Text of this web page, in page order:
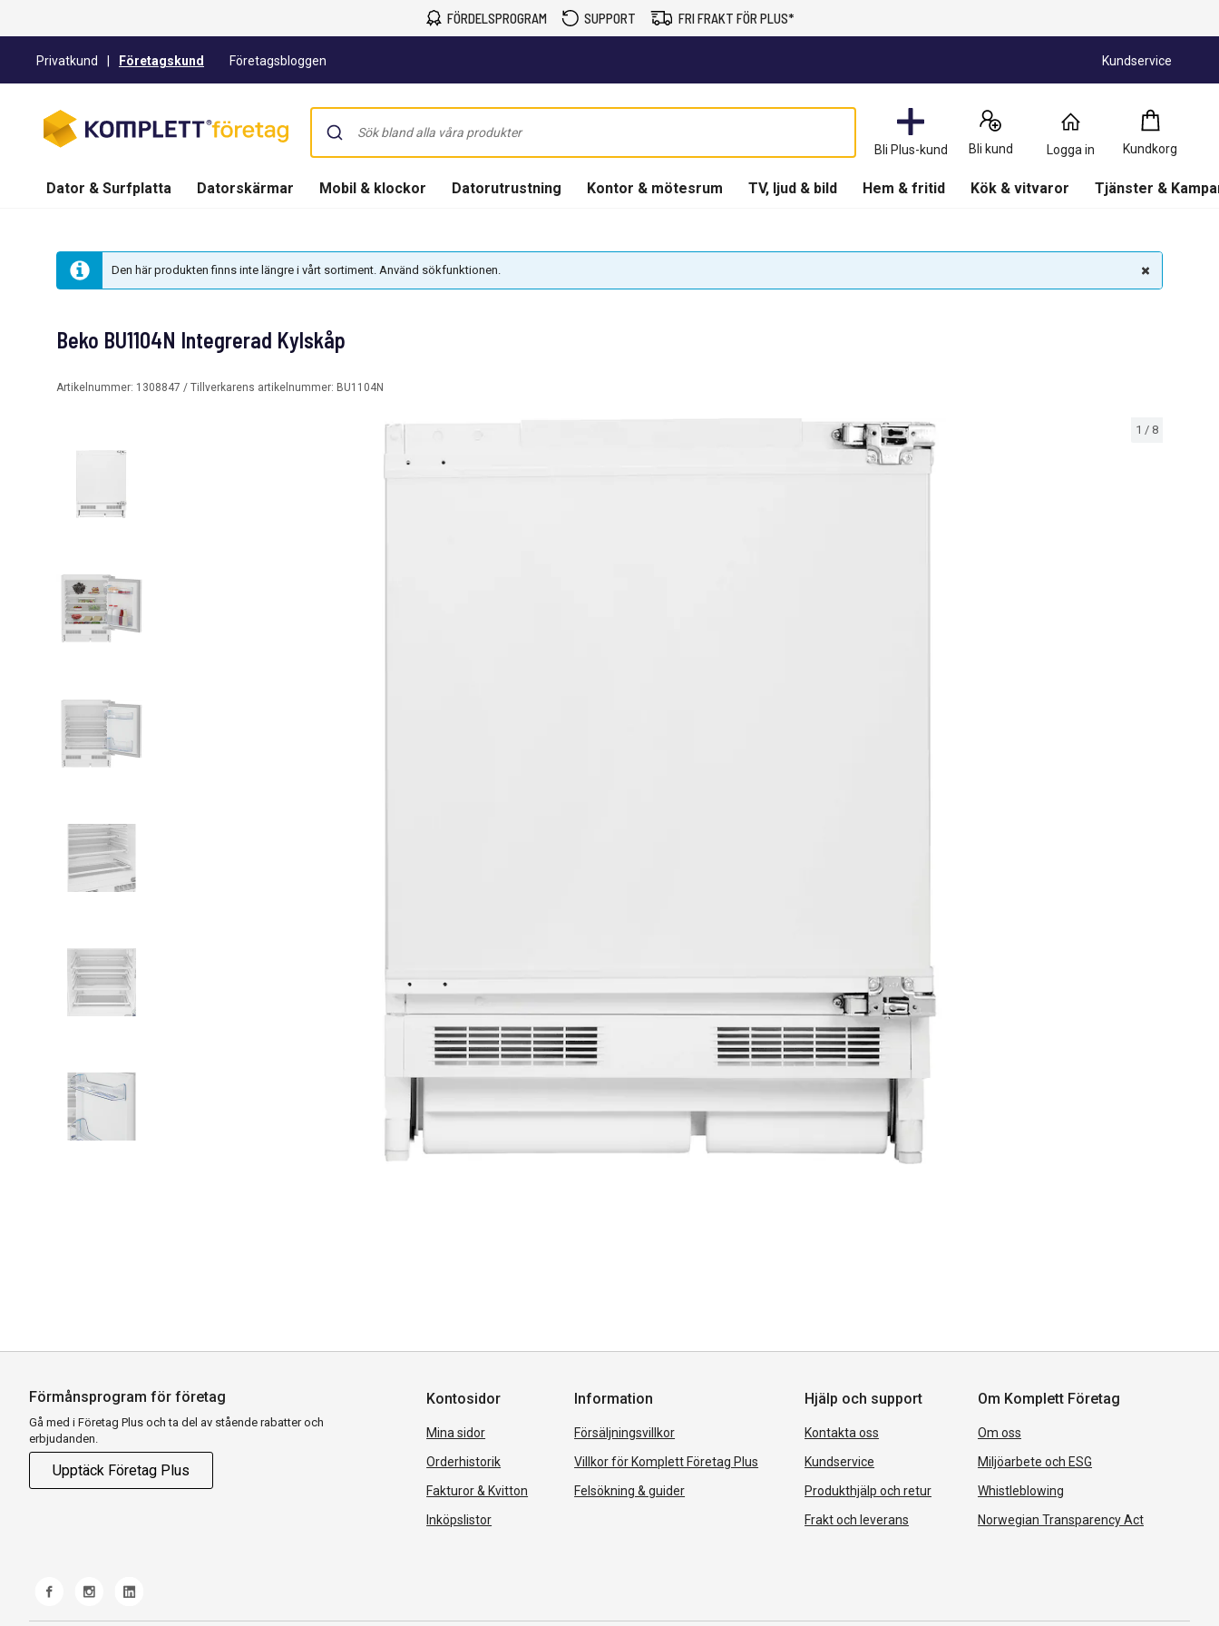
FÖRDELSPROGRAM SUPPORT FRI FRAKT FÖR PLUS*
Privatkund Företagskund Företagsbloggen Kundservice
Bli Plus-kund Bli kund Logga in Kundkorg
Kundkorg
0
Produkter
Dator & Surfplatta Datorskärmar Mobil & klockor Datorutrustning Kontor & mötesrum TV, ljud & bild Hem & fritid Kök & vitvaror Tjänster &
Den här produkten finns inte längre i vårt sortiment. Använd sökfunktionen.
1 / 8
Beko BU1104N Integrerad Kylskåp
Artikelnummer: 1308847 / Tillverkarens artikelnummer: BU1104N
Förmånsprogram för företag
Gå med i Företag Plus och ta del av stående rabatter och
erbjudanden.
Upptäck Företag Plus
Kontosidor
Mina sidor
Orderhistorik
Fakturor & Kvitton
Inköpslistor
Information
Försäljningsvillkor
Villkor för Komplett Företag Plus
Felsökning & guider
Hjälp och support
Kontakta oss
Kundservice
Produkthjälp och retur
Frakt och leverans
Om Komplett Företag
Om oss
Miljöarbete och ESG
Whistleblowing
Norwegian Transparency Act